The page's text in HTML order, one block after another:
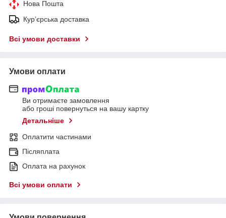
Нова Пошта
Кур’єрська доставка
Всі умови доставки
Умови оплати
Ви отримаєте замовлення
або гроші повернуться на вашу картку
Детальніше
Оплатити частинами
Післяплата
Оплата на рахунок
Всі умови оплати